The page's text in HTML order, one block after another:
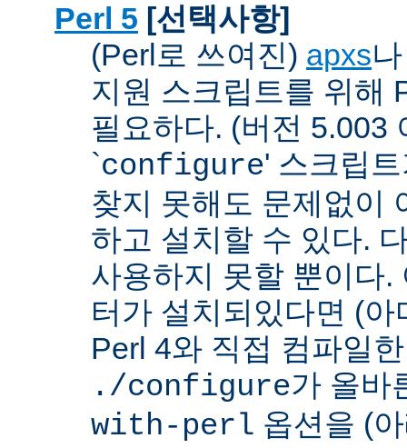
Perl 5 [선택사항]
(Perl로 쓰여진) apxs
지원 스크립트를 위해
필요하다. (버전 5.003
`configure' 스크립
찾지 못해도 문제없이
하고 설치할 수 있다.
사용하지 못할 뿐이다.
터가 설치되있다면 (
Perl 4와 직접 컴파일
./configure가 올바
with-perl 옵션을 (